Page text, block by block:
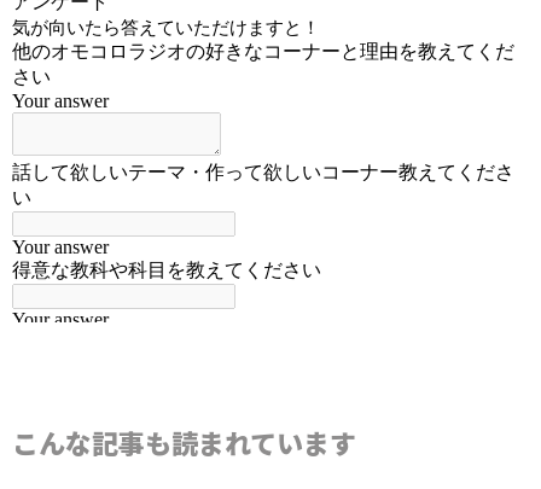
こんな記事も読まれています